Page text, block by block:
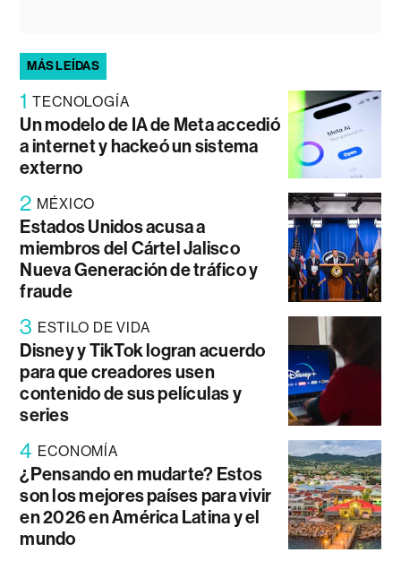
MÁS LEÍDAS
1 TECNOLOGÍA
Un modelo de IA de Meta accedió
a internet y hackeó un sistema
externo
2 MÉXICO
Estados Unidos acusa a
miembros del Cártel Jalisco
Nueva Generación de tráfico y
fraude
3 ESTILO DE VIDA
Disney y TikTok logran acuerdo
para que creadores usen
contenido de sus películas y
series
4 ECONOMÍA
¿Pensando en mudarte? Estos
son los mejores países para vivir
en 2026 en América Latina y el
mundo